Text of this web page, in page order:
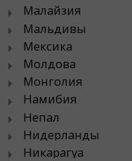
Малайзия
Мальдивы
Мексика
Молдова
Монголия
Намибия
Непал
Нидерланды
Никарагуа